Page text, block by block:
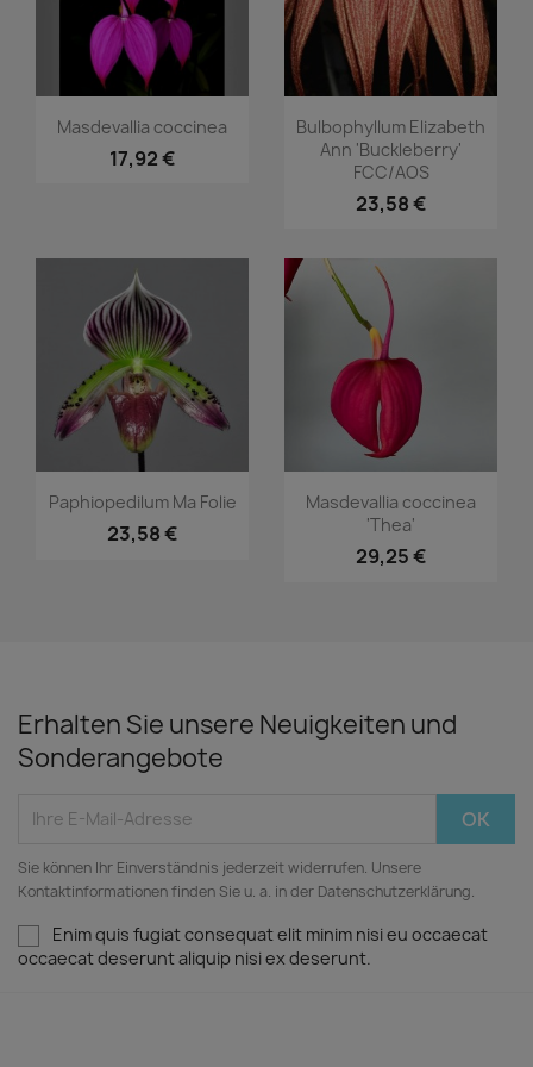
Vorschau
Masdevallia coccinea
17,92 €
Vorschau
Bulbophyllum Elizabeth
Ann 'Buckleberry'
FCC/AOS
23,58 €
Vorschau
Paphiopedilum Ma Folie
23,58 €
Vorschau
Masdevallia coccinea
'Thea'
29,25 €
Erhalten Sie unsere Neuigkeiten und
Sonderangebote
Sie können Ihr Einverständnis jederzeit widerrufen. Unsere
Kontaktinformationen finden Sie u. a. in der Datenschutzerklärung.
Enim quis fugiat consequat elit minim nisi eu occaecat
occaecat deserunt aliquip nisi ex deserunt.